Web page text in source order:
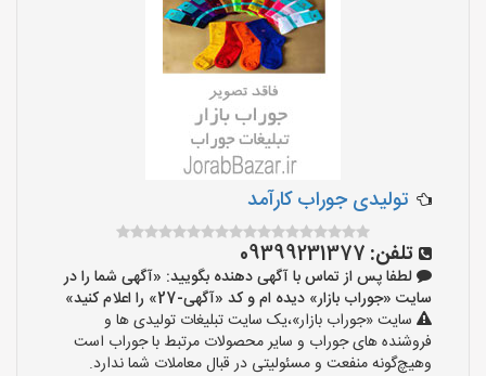
تولیدی جوراب کارآمد
تلفن: 09399231377
لطفا پس از تماس با آگهی دهنده بگویید: «آگهی شما را در
سایت «جوراب بازار» دیده ام و کد «آگهی-27» را اعلام کنید»
سایت «جوراب بازار»،یک سایت تبلیغات تولیدی ها و
فروشنده های جوراب و سایر محصولات مرتبط با جوراب است
وهیچ‌گونه منفعت و مسئولیتی در قبال معاملات شما ندارد.